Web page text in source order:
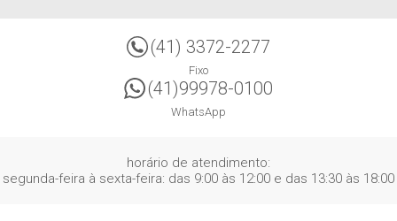
(41) 3372-2277
Fixo
(41)99978-0100
WhatsApp
horário de atendimento:
segunda-feira à sexta-feira: das 9:00 às 12:00 e das 13:30 às 18:00